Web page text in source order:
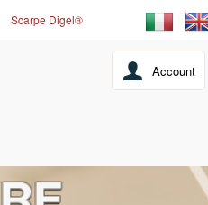
Scarpe Digel®
Account